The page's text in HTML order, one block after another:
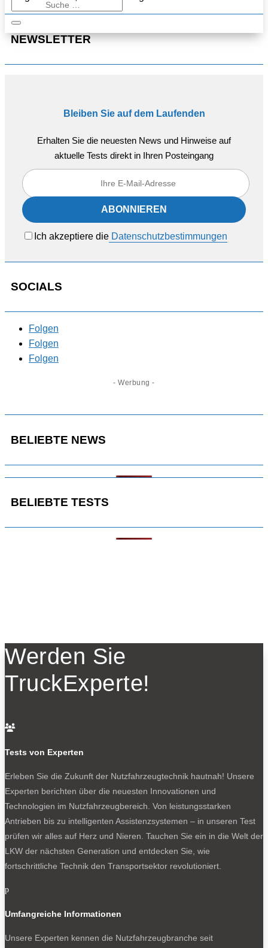
NEWSLETTER
Bleiben Sie auf dem Laufenden
Erhalten Sie die neuesten News und Hinweise auf
aktuelle Tests direkt in Ihren Posteingang
Ich akzeptiere die Datenschutzbestimmungen
SOCIALS
Folgen
Folgen
Folgen
- Werbung -
BELIEBTE NEWS
BELIEBTE TESTS
Werden Sie
TruckExperte!

Tests von Experten
Erleben Sie die Zukunft der Nutzfahrzeugtechnik hautnah! Unsere
Experten berichten über die neuesten Innovationen und
Technologien im Nutzfahrzeugbereich. Von leistungsstarken
Antrieben bis zu intelligenten Assistenzsystemen – in unseren Test
prüfen wir alles auf Herz und Nieren. Tauchen Sie ein in die Welt der
LKW der nächsten Generation und entdecken Sie, wie
fortschrittliche Technik den Transportsektor revolutioniert.
p
Umfangreiche Informationen
Unsere Experten kennen die Nutzfahrzeugbranche seit